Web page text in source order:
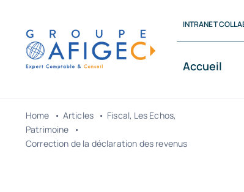
contenu
INTRANET
Accueil
Home Articles Fiscal Les Echos
Patrimoine
Correction de la déclaration des revenus